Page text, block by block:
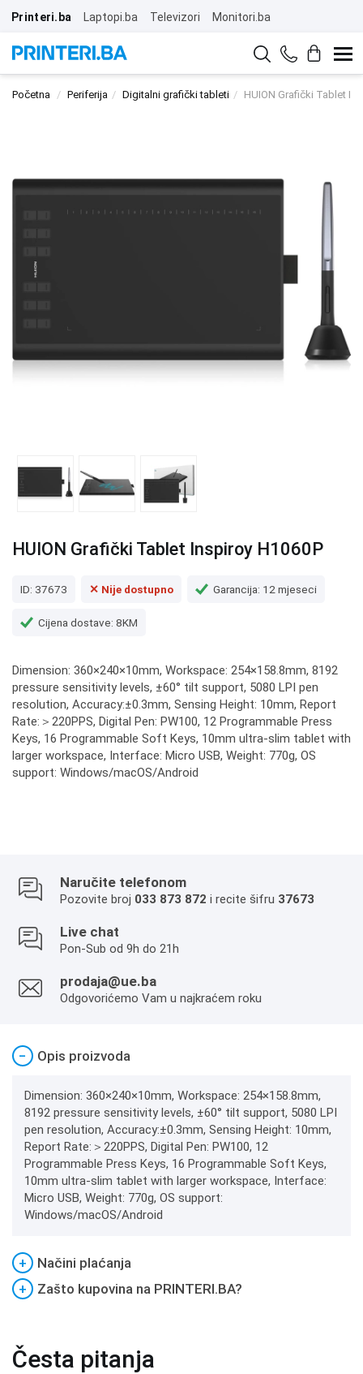
Printeri.ba Laptopi.ba Televizori Monitori.ba
Početna Periferija Digitalni grafički tableti HUION Grafički Tablet
HUION Grafički Tablet Inspiroy H1060P
ID: 37673 ✕ Nije dostupno Garancija: 12 mjeseci
Cijena dostave: 8KM
Dimension: 360×240×10mm, Workspace: 254×158.8mm, 8192
pressure sensitivity levels, ±60° tilt support, 5080 LPI pen
resolution, Accuracy:±0.3mm, Sensing Height: 10mm, Report
Rate:＞220PPS, Digital Pen: PW100, 12 Programmable Press
Keys, 16 Programmable Soft Keys, 10mm ultra-slim tablet with
larger workspace, Interface: Micro USB, Weight: 770g, OS
support: Windows/macOS/Android
Naručite telefonom
Pozovite broj 033 873 872 i recite šifru 37673
Live chat
Pon-Sub od 9h do 21h
prodaja@ue.ba
Odgovorićemo Vam u najkraćem roku
− Opis proizvoda
Dimension: 360×240×10mm, Workspace: 254×158.8mm,
8192 pressure sensitivity levels, ±60° tilt support, 5080 LPI
pen resolution, Accuracy:±0.3mm, Sensing Height: 10mm,
Report Rate:＞220PPS, Digital Pen: PW100, 12
Programmable Press Keys, 16 Programmable Soft Keys,
10mm ultra-slim tablet with larger workspace, Interface:
Micro USB, Weight: 770g, OS support:
Windows/macOS/Android
+
Načini plaćanja
+
Zašto kupovina na PRINTERI.BA?
Česta pitanja